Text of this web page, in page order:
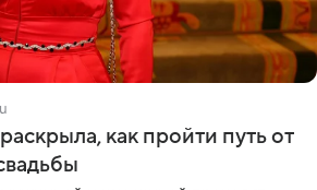
как пройти путь от